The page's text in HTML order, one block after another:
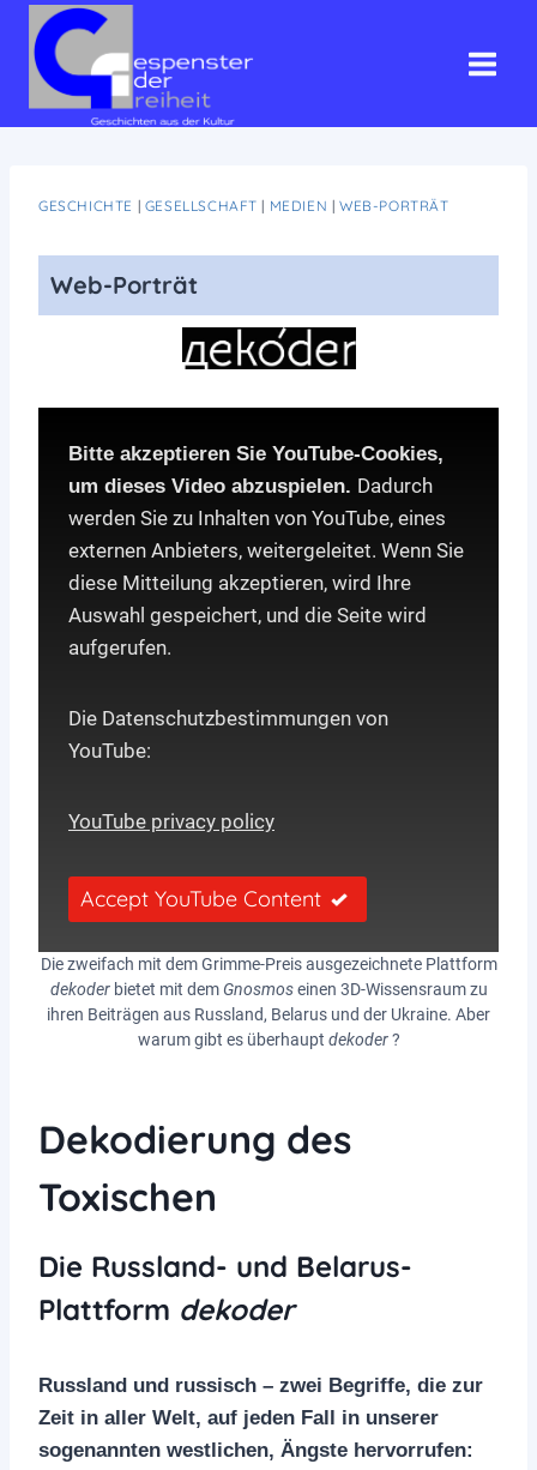
Inhalt
springen
GESCHICHTE | GESELLSCHAFT | MEDIEN |WEB-PORTRÄT
Web-Porträt
Bitte akzeptieren Sie YouTube-Cookies,
um dieses Video abzuspielen. Dadurch
werden Sie zu Inhalten von YouTube, eines
externen Anbieters, weitergeleitet. Wenn Sie
diese Mitteilung akzeptieren, wird Ihre
Auswahl gespeichert, und die Seite wird
aufgerufen.
Die Datenschutzbestimmungen von
YouTube:
YouTube privacy policy
Accept YouTube Content
Die zweifach mit dem Grimme-Preis ausgezeichnete Plattform
dekoderbietet mit dem Gnosmoseinen 3D-Wissensraum zu
ihren Beiträgen aus Russland, Belarus und der Ukraine. Aber
warum gibt es überhaupt dekoder?
Dekodierung des
Toxischen
Die Russland- und Belarus-
Plattform dekoder
Russland und russisch – zwei Begriffe, die zur
Zeit in aller Welt, auf jeden Fall in unserer
sogenannten westlichen, Ängste hervorrufen: